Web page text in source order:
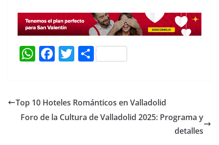
W
s
A
F
e
b
T
er
C
p
ar
Top 10 Hoteles Románticos en Valladolid
Foro de la Cultura de Valladolid 2025: Programa y
detalles